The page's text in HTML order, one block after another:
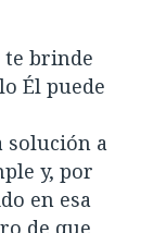
te brinde
Él puede
solución a
y, por
en esa
de que